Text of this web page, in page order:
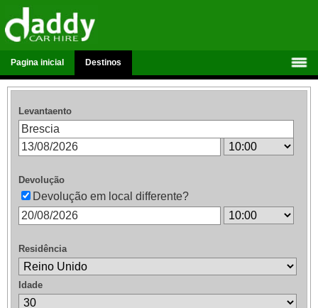
Pagina inicial Destinos
Levantaento
Devolução
Devolução em local differente?
Residência
Idade